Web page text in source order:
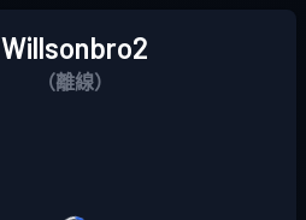
Willsonbro2
（離線）